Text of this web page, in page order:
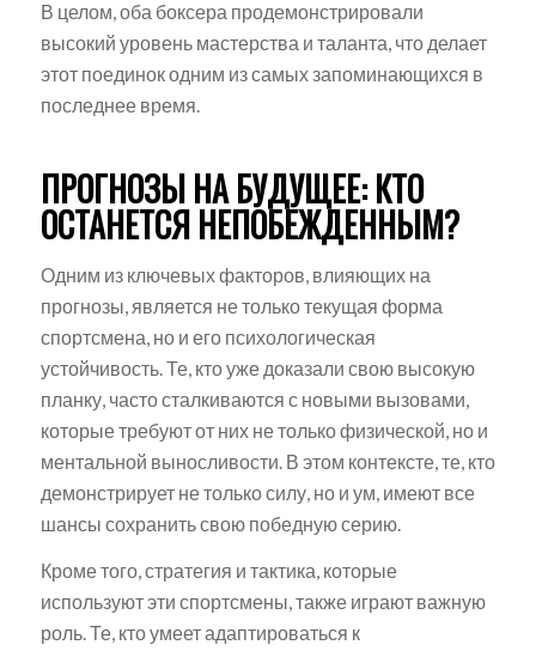
В целом, оба боксера продемонстрировали
высокий уровень мастерства и таланта, что делает
этот поединок одним из самых запоминающихся в
последнее время.
ПРОГНОЗЫ НА БУДУЩЕЕ: КТО
ОСТАНЕТСЯ НЕПОБЕЖДЕННЫМ?
Одним из ключевых факторов, влияющих на
прогнозы, является не только текущая форма
спортсмена, но и его психологическая
устойчивость. Те, кто уже доказали свою высокую
планку, часто сталкиваются с новыми вызовами,
которые требуют от них не только физической, но и
ментальной выносливости. В этом контексте, те, кто
демонстрирует не только силу, но и ум, имеют все
шансы сохранить свою победную серию.
Кроме того, стратегия и тактика, которые
используют эти спортсмены, также играют важную
роль. Те, кто умеет адаптироваться к